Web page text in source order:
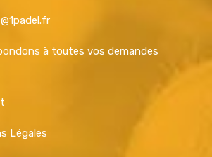
à toutes vos demandes
Légales